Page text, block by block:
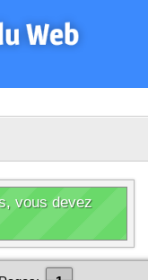
vous devez